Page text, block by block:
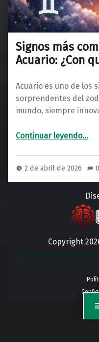
Signos más
Acuario: ¿Con
Acuario es uno de los
sorprendentes del
mundo, siempre
Continuar leyendo“Signos más compatibles con Acuario: ¿Con
…
2 de abril de 2026 0
Copyright